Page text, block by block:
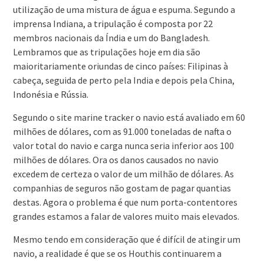
utilização de uma mistura de água e espuma. Segundo a
imprensa Indiana, a tripulação é composta por 22
membros nacionais da Índia e um do Bangladesh.
Lembramos que as tripulações hoje em dia são
maioritariamente oriundas de cinco países: Filipinas à
cabeça, seguida de perto pela India e depois pela China,
Indonésia e Rússia.
Segundo o site marine tracker o navio está avaliado em 60
milhões de dólares, com as 91.000 toneladas de nafta o
valor total do navio e carga nunca seria inferior aos 100
milhões de dólares. Ora os danos causados no navio
excedem de certeza o valor de um milhão de dólares. As
companhias de seguros não gostam de pagar quantias
destas. Agora o problema é que num porta-contentores
grandes estamos a falar de valores muito mais elevados.
Mesmo tendo em consideração que é difícil de atingir um
navio, a realidade é que se os Houthis continuarem a